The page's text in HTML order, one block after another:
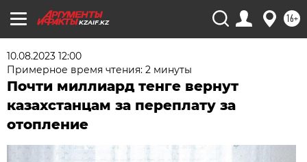
KZAIF.KZ 16+
10.08.2023 12:00
Примерное время чтения: 2 минуты
Почти миллиард тенге вернут
казахстанцам за переплату за
отопление